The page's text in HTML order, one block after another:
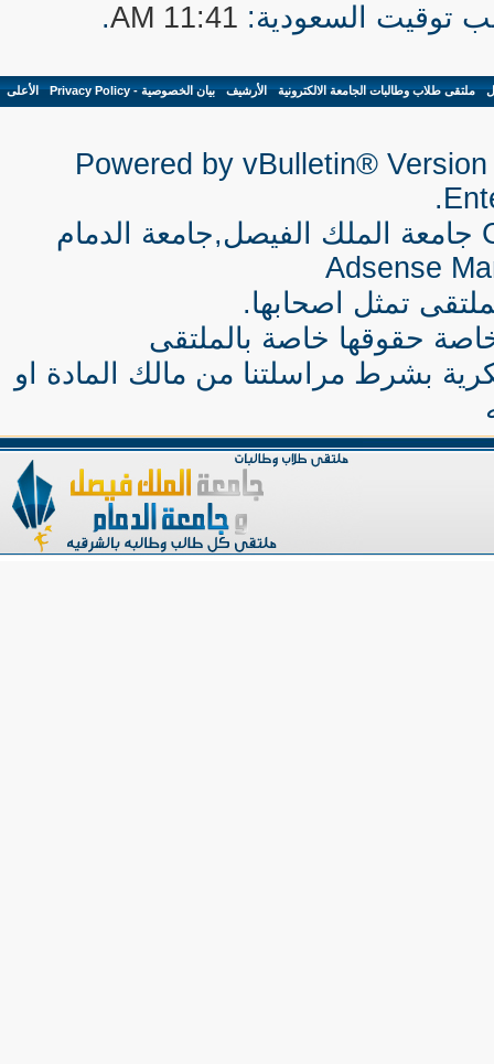
11:41 AM
.
-ملتقى طلاب وطالبات الجامعة الالكترونية-الأرشيف-بيان الخصوصية - Privacy Policy -الأعلى
Powered by vBulletin®
جامعة الملك الفيصل,جامعة الدمام
Adsense
تمثل اصحابها.
حقوقها خاصة بالملتقى
بشرط مراسلتنا من مالك المادة او